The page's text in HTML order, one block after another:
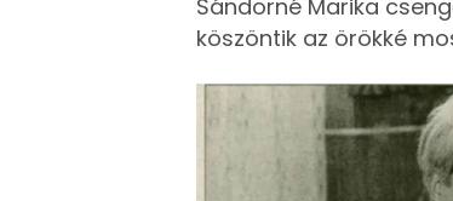
Sándorné Marika
köszöntik az örökké